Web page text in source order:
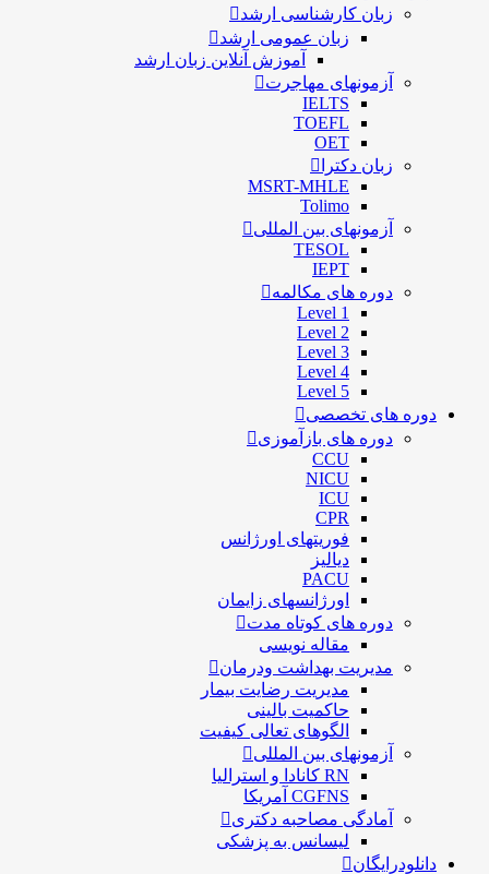
زبان کارشناسی ارشد
زبان عمومی ارشد
آموزش آنلاین زبان ارشد
آزمونهای مهاجرت
IELTS
TOEFL
OET
زبان دکترا
MSRT-MHLE
Tolimo
آزمونهای بین المللی
TESOL
IEPT
دوره های مکالمه
Level 1
Level 2
Level 3
Level 4
Level 5
دوره های تخصصی
دوره های بازآموزی
CCU
NICU
ICU
CPR
فوریتهای اورژانس
دیالیز
PACU
اورژانسهای زایمان
دوره های کوتاه مدت
مقاله نویسی
مدیریت بهداشت ودرمان
مديريت رضايت بيمار
حاكميت بالينی
الگوهای تعالی کيفيت
آزمونهای بین المللی
RN کانادا و استرالیا
CGFNS آمریکا
آمادگی مصاحبه دکتری
لیسانس به پزشکی
دانلودرایگان